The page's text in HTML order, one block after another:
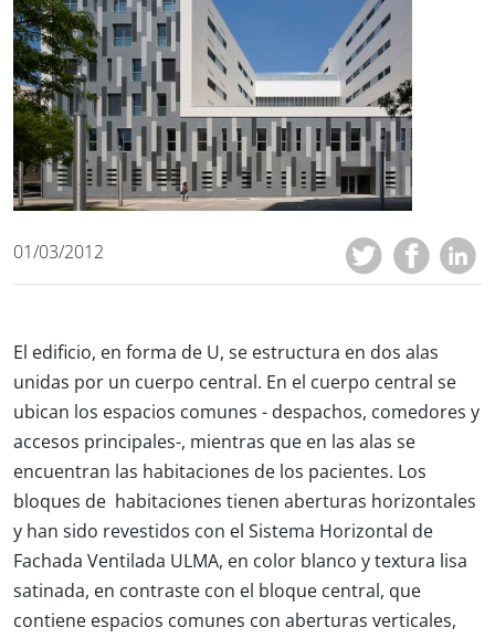
01/03/2012
El edificio, en forma de U, se estructura en dos alas
unidas por un cuerpo central. En el cuerpo central se
ubican los espacios comunes - despachos, comedores y
accesos principales-, mientras que en las alas se
encuentran las habitaciones de los pacientes. Los
bloques de habitaciones tienen aberturas horizontales
y han sido revestidos con el Sistema Horizontal de
Fachada Ventilada ULMA, en color blanco y textura lisa
satinada, en contraste con el bloque central, que
contiene espacios comunes con aberturas verticales,